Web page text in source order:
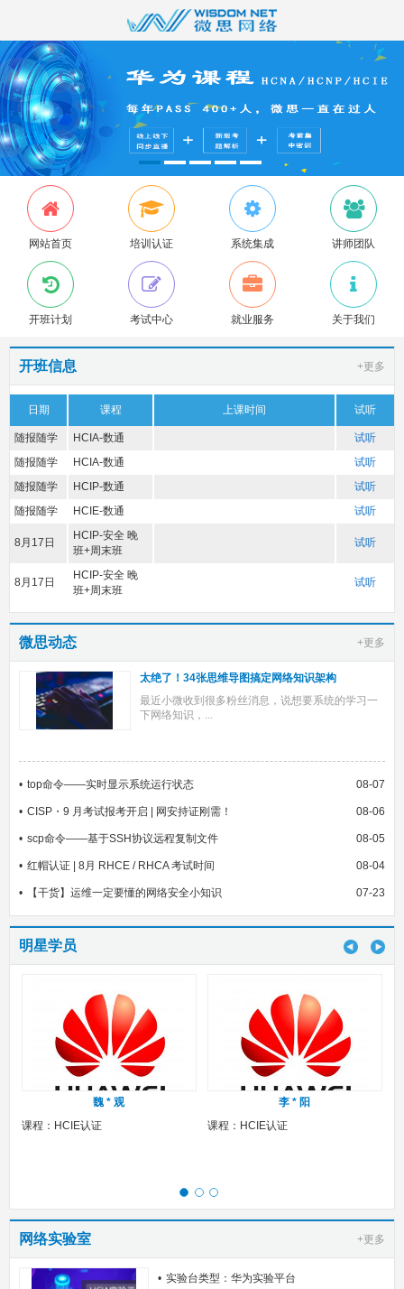
网站首页 培训认证 系统集成 讲师团队
开班计划 考试中心 就业服务 关于我们
开班信息 +更多
日期 课程 上课时间 试听
随报随学 HCIA-数通
试听
随报随学
HCIA-数通
试听
随报随学
HCIP-数通
试听
随报随学
HCIE-数通 试听
8月17日
HCIP-安全 晚
班+周末班
试听
8月17日
HCIP-安全 晚
班+周末班
试听
微思动态 +更多
太绝了！34张思维导图搞定网络知识架构
最近小微收到很多粉丝消息，说想要系统的学习一
下网络知识，...
top命令——实时显示系统运行状态 08-07
CISP・9 月考试报考开启 | 网安持证刚需！ 08-06
scp命令——基于SSH协议远程复制文件 08-05
红帽认证 | 8月 RHCE / RHCA 考试时间 08-04
【干货】运维一定要懂的网络安全小知识 07-23
明星学员
魏 * 观
课程：HCIE认证
李 * 阳
课程：HCIE认证
网络实验室 +更多
实验台类型：华为实验平台